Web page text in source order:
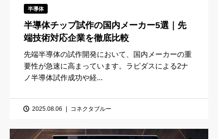
半導体
半導体チップ試作の国内メーカー5選｜先
端技術対応企業を徹底比較
先端半導体の試作開発において、国内メーカーの重
要性が急速に高まっています。ラピダスによる2ナ
ノ半導体試作成功や経...
2025.08.06 コネクタブルー